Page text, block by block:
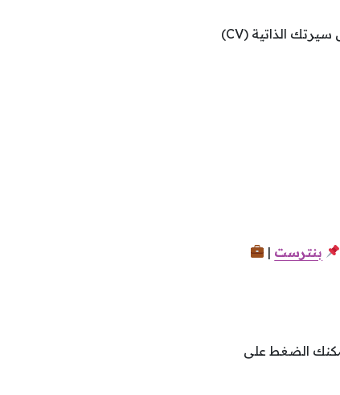
إذا كنت تمتلك الخبرة المطلوبة والجاهزية للانضمام للعمل في أقرب وقت ممكن، يرجى إرسال سيرتك الذاتية (CV)
بنترست |
الضغط على